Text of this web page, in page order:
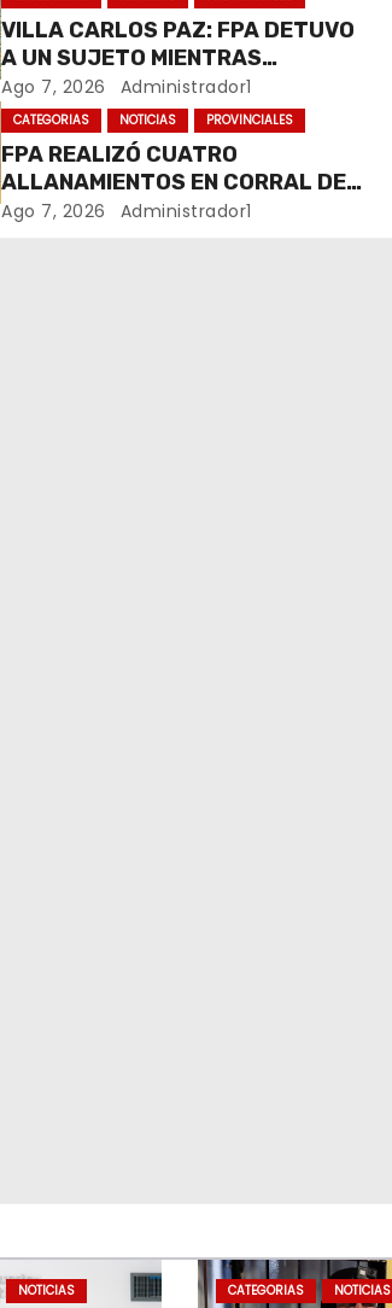
VILLA CARLOS PAZ: FPA DETUVO
A UN SUJETO MIENTRAS
COMERCIALIZABA COCAÍNA Y
MARIHUANA EN UNA PLAZA
Ago 7, 2026 Administrador1
CATEGORIAS NOTICIAS PROVINCIALES
FPA REALIZÓ CUATRO
ALLANAMIENTOS EN CORRAL DE
BUSTOS-IFFLINGER
Ago 7, 2026 Administrador1
NOTICIAS CATEGORIAS NOTICIAS